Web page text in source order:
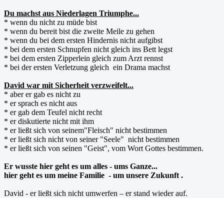
Du machst aus Niederlagen Triumphe...
* wenn du nicht zu müde bist
* wenn du bereit bist die zweite Meile zu gehen
* wenn du bei dem ersten Hindernis nicht aufgibst
* bei dem ersten Schnupfen nicht gleich ins Bett legst
* bei dem ersten Zipperlein gleich zum Arzt rennst
* bei der ersten Verletzung gleich ein Drama machst
David war mit Sicherheit verzweifelt...
* aber er gab es nicht zu
* er sprach es nicht aus
* er gab dem Teufel nicht recht
* er diskutierte nicht mit ihm
* er ließt sich von seinem"Fleisch" nicht bestimmen
* er ließt sich nicht von seiner "Seele" nicht bestimmen
* er ließt sich von seinen "Geist", vom Wort Gottes bestimmen.
Er wusste hier geht es um alles - ums Ganze...
hier geht es um meine Familie - um unsere Zukunft .
David - er ließt sich nicht umwerfen – er stand wieder auf.